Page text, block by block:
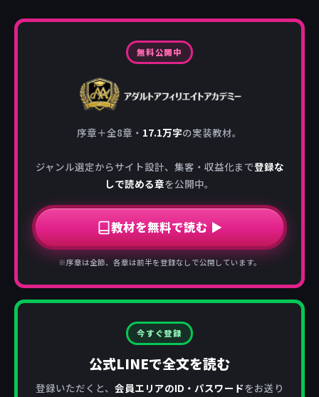
無料公開中
序章＋全8章・ 17.1万字の実装教材。
ジャンル選定からサイト設計、集客・収益化まで登録な
しで読める章を公開中。
教材を無料で読む ▶
※序章は全節、各章は前半を登録なしで公開しています。
今すぐ登録
公式LINEで全文を読む
登録いただくと、 会員エリアのID・パスワードをお送り